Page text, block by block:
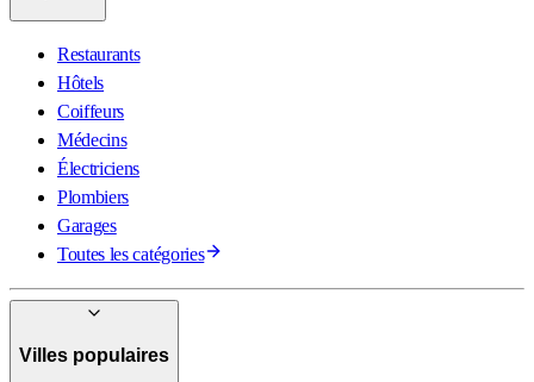
Restaurants
Hôtels
Coiffeurs
Médecins
Électriciens
Plombiers
Garages
Toutes les catégories
Villes populaires